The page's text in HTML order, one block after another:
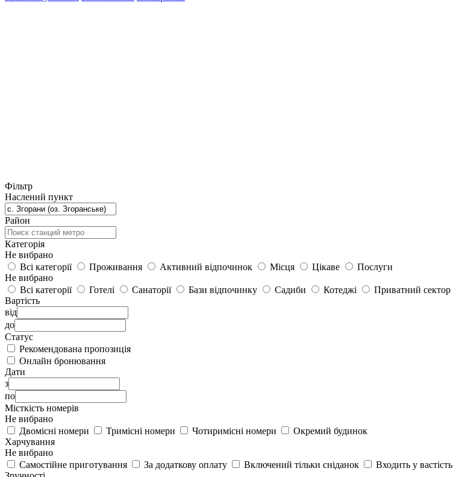
Фільтр
Наслений пункт
Район
Категорія
Не вибрано
Всі категорії
Проживання Активний відпочинок Місця Цікаве
Послуги
Не вибрано
Всі категорії
Готелі Санаторії Бази відпочинку Садиби Котеджі
Приватний сектор
Вартість
від
до
Статус
Рекомендована пропозиція
Онлайн бронювання
Дати
з
по
Місткість номерів
Не вибрано
Двомісні номери
Тримісні номери Чотиримісні номери
Окремий будинок
Харчування
Не вибрано
Самостійне приготування
За додаткову оплату Включений тільки сніданок
Входить у вастість